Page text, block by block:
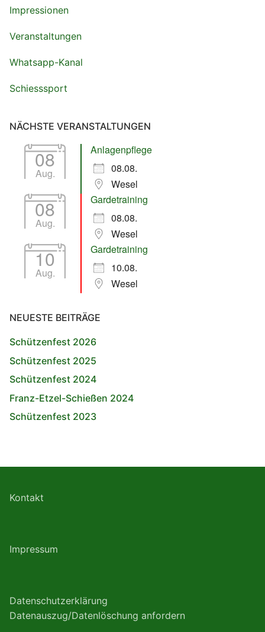
Impressionen
Veranstaltungen
Whatsapp-Kanal
Schiesssport
NÄCHSTE VERANSTALTUNGEN
08
Aug.
Anlagenpflege
08.08.
Wesel
08
Aug.
Gardetraining
08.08.
Wesel
10
Aug.
Gardetraining
10.08.
Wesel
NEUESTE BEITRÄGE
Schützenfest 2026
Schützenfest 2025
Schützenfest 2024
Franz-Etzel-Schießen 2024
Schützenfest 2023
Kontakt
Impressum
Datenschutzerklärung
Datenauszug/Datenlöschung anfordern